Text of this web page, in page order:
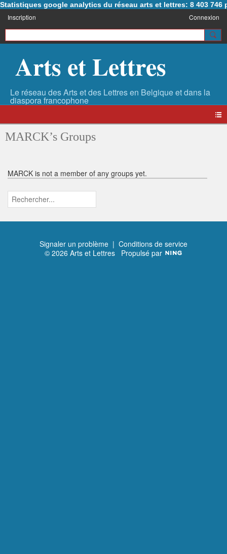
Statistiques google analytics du réseau arts et lettres: 8 403 746
Inscription Connexion
Arts et Lettres
MARCK’s Groups
MARCK is not a member of any groups yet.
Signaler un problème | Conditions de service
© 2026 Arts et Lettres Propulsé par